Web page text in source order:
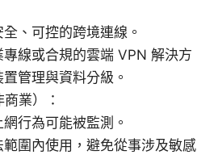
、可控的跨境連線。
線或合規的雲端 VPN 解決方
管理與資料分級。
業）：
行為可能被監測。
圍內使用，避免從事涉及敏感